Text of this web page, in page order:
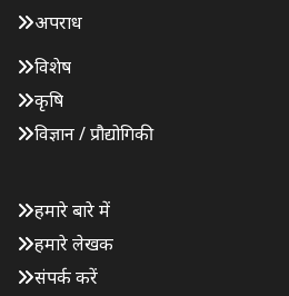
अपराध
विशेष
कृषि
विज्ञान / प्रौद्योगिकी
हमारे बारे में
हमारे लेखक
संपर्क करें